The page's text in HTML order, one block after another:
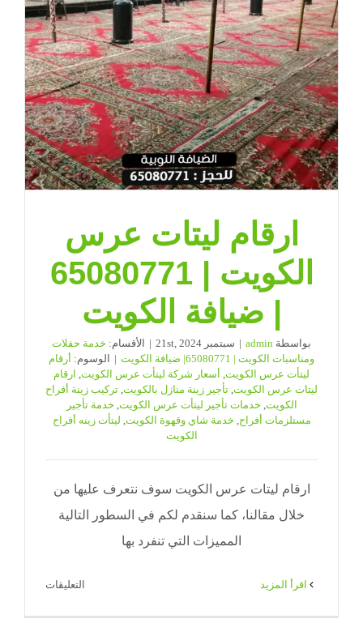
ضيافة
الكويت
مغلقة
ارقام ليتات عرس
الكويت | 65080771
| ضيافة الكويت
بواسطة admin
| سبتمبر 21st, 2024 | الأقسام: خدمة حفلات
ومناسبات الكويت | 65080771| ضيافة الكويت
| الوسوم: أرقام
ليتأت عرس الكويت, أسعار شركة ليتأت عرس الكويت, ارقام
ليتات عرس الكويت, تأجير زينة منازل بالكويت, تركيب زينة أفراح
الكويت, خدمات تأجير ليتأت عرس الكويت, خدمة تأجير
مستلزمات أفراح, خدمة شاي وقهوة الكويت, ليتأت زينه أفراح
الكويت
ارقام ليتات عرس الكويت سوف نتعرف عليها من
خلال مقالنا، كما سنقدم لكم في السطور التالية
المميزات التي تنفرد بها
التعليقات